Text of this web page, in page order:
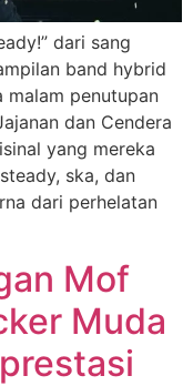
dari sang
band hybrid
malam penutupan
dan Cendera
yang mereka
ska, dan
dari perhelatan
Mof
Muda